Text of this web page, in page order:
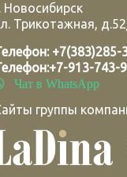
Новосибирск
Трикотажная,
+7(383)285-
+7-913-743-
Чат в WhatsApp
группы